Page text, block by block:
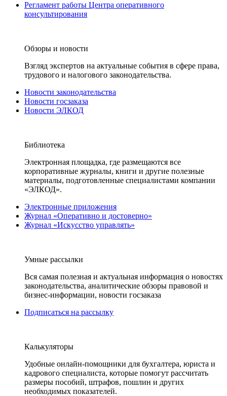
Регламент работы Центра оперативного
консультирования
Обзоры и новости
Взгляд экспертов на актуальные события в сфере права,
трудового и налогового законодательства.
Новости законодательства
Новости госзаказа
Новости ЭЛКОД
Библиотека
Электронная площадка, где размещаются все
корпоративные журналы, книги и другие полезные
материалы, подготовленные специалистами компании
«ЭЛКОД».
Электронные приложения
Журнал «Оперативно и достоверно»
Журнал «Искусство управлять»
Умные рассылки
Вся самая полезная и актуальная информация о новостях
законодательства, аналитические обзоры правовой и
бизнес-информации, новости госзаказа
Подписаться на рассылку
Калькуляторы
Удобные онлайн-помощники для бухгалтера, юриста и
кадрового специалиста, которые помогут рассчитать
размеры пособий, штрафов, пошлин и других
необходимых показателей.